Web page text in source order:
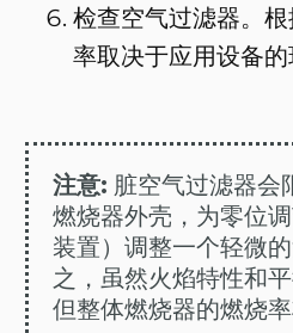
检查空气过滤器。
率取决于应用设备的
注意: 脏空气过滤器会
燃烧器外壳，为零位
装置）调整一个轻微
之，虽然火焰特性和
但整体燃烧器的燃烧率